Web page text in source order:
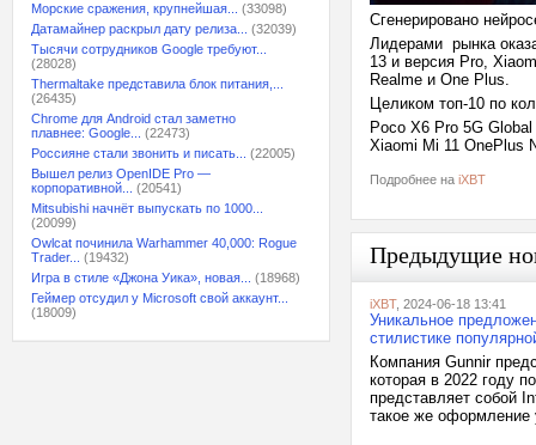
Морские сражения, крупнейшая...
(33098)
Датамайнер раскрыл дату релиза...
(32039)
Тысячи сотрудников Google требуют...
(28028)
Thermaltake представила блок питания,...
(26435)
Chrome для Android стал заметно
плавнее: Google...
(22473)
Россияне стали звонить и писать...
(22005)
Вышел релиз OpenIDE Pro —
корпоративной...
(20541)
Mitsubishi начнёт выпускать по 1000...
(20099)
Owlcat починила Warhammer 40,000: Rogue
Trader...
(19432)
Игра в стиле «Джона Уика», новая...
(18968)
Геймер отсудил у Microsoft свой аккаунт...
(18009)
Сгенерировано
Лидерами рынка
13 и версия Pro,
Realme и One Plus.
Целиком топ-10 по
Poco X6 Pro 5G
Xiaomi Mi 11 OnePlus
Подробнее на iXBT
Предыдущие
iXBT, 2024-06-18 13:41
Уникальное
стилистике
Компания Gunnir
которая в 2022 году
представляет собой
такое же оформление